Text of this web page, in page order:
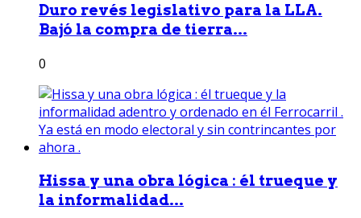
Duro revés legislativo para la LLA.
Bajó la compra de tierra...
0
Hissa y una obra lógica : él trueque y
la informalidad...